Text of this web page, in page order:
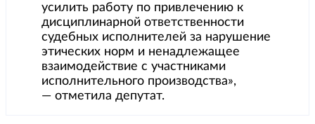
усилить работу по привлечению к
дисциплинарной ответственности
судебных исполнителей за нарушение
этических норм и ненадлежащее
взаимодействие с участниками
исполнительного производства»,
— отметила депутат.